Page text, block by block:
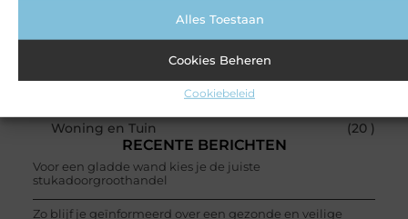
Alles Toestaan
Cookies Beheren
Cookiebeleid
Woning en Tuin
(20 )
RECENTE BERICHTEN
Voor een gladde wand kies je de juiste
stukadoorgroothandel
Zo blijf je geïnformeerd over een gezonde en veilige